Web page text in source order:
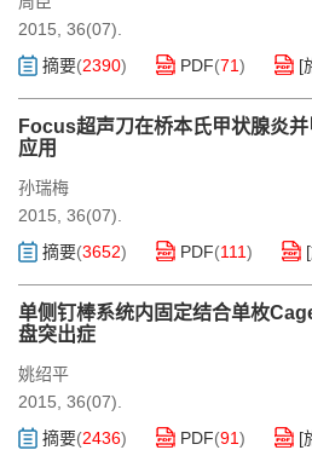
2015, 36(07).
摘要(2390) PDF(71) [
Focus超声刀在桥本氏甲状腺炎
应用
孙瑞梅
2015, 36(07).
摘要(3652) PDF(111)
单侧钉棒系统内固定结合单枚
盘突出症
姚绍平
2015, 36(07).
摘要(2436) PDF(91) [